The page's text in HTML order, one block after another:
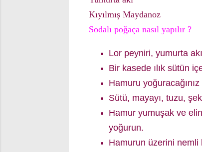
Kıyılmış Maydanoz
Sodalı poğaça nasıl yapılır ?
Lor peyniri, yumurta
Bir kasede ılık sütün
Hamuru
Sütü, mayayı, tuzu,
Hamur yumuşak ve
yoğurun.
Hamurun üzerini nemli